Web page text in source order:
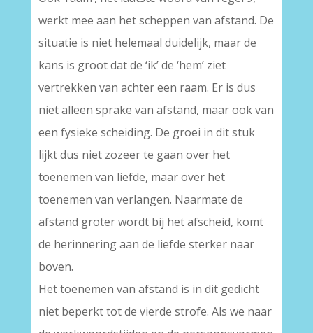
werkt mee aan het scheppen van afstand. De
situatie is niet helemaal duidelijk, maar de
kans is groot dat de ‘ik’ de ‘hem’ ziet
vertrekken van achter een raam. Er is dus
niet alleen sprake van afstand, maar ook van
een fysieke scheiding. De groei in dit stuk
lijkt dus niet zozeer te gaan over het
toenemen van liefde, maar over het
toenemen van verlangen. Naarmate de
afstand groter wordt bij het afscheid, komt
de herinnering aan de liefde sterker naar
boven.
Het toenemen van afstand is in dit gedicht
niet beperkt tot de vierde strofe. Als we naar